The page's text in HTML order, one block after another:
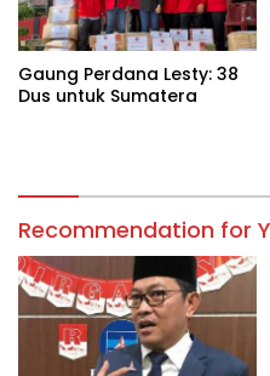
Gaung Perdana Lesty: 38
Dus untuk Sumatera
Recommendation for